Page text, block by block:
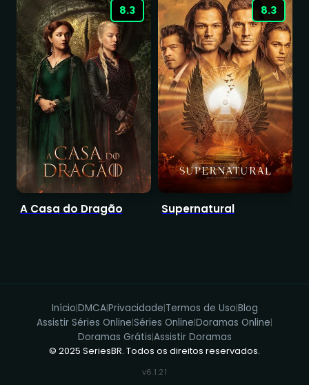
8.3
A Casa do Dragão
8.3
Supernatural
Início|DMCA|Privacidade|Termos de Uso|Blog
Assistir Séries Online|Séries Online|Doramas Online|
Doramas Grátis|Assistir Doramas
© 2025 SeriesBR. Todos os direitos reservados.
v6.1.21